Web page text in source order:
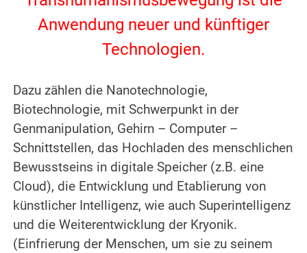
Anwendung neuer und künftiger
Technologien.
Dazu zählen die Nanotechnologie,
Biotechnologie, mit Schwerpunkt in der
Genmanipulation, Gehirn – Computer –
Schnittstellen, das Hochladen des menschlichen
Bewusstseins in digitale Speicher (z.B. eine
Cloud), die Entwicklung und Etablierung von
künstlicher Intelligenz, wie auch Superintelligenz
und die Weiterentwicklung der Kryonik.
(Einfrierung der Menschen, um sie zu seinem